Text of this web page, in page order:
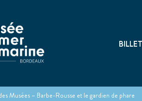
Musées – Barbe-Rousse et le gardien de phare